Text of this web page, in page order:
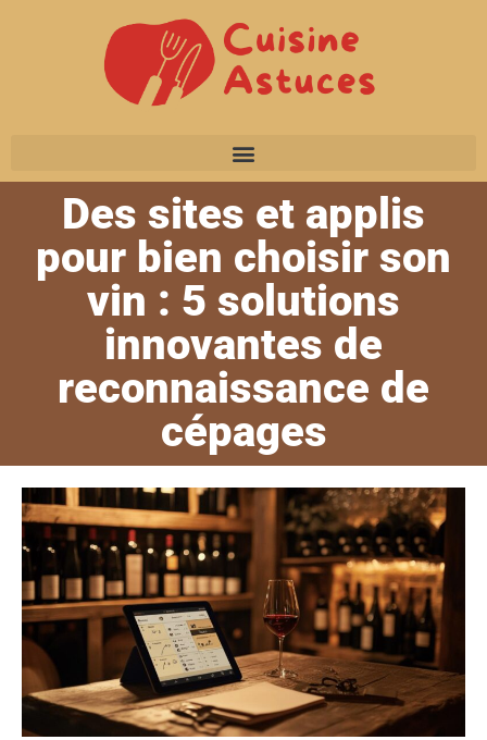
Des sites et applis
pour bien choisir son
vin : 5 solutions
innovantes de
reconnaissance de
cépages